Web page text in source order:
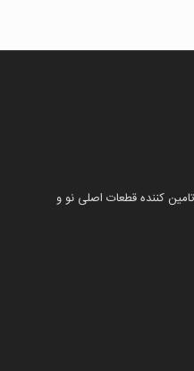
کننده قطعات اصلی نو و